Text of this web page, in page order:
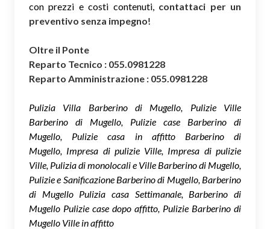
con prezzi e costi contenuti, contattaci per un
preventivo senza impegno!
Oltre il Ponte
Reparto Tecnico : 055.0981228
Reparto Amministrazione : 055.0981228
Pulizia Villa Barberino di Mugello, Pulizie Ville
Barberino di Mugello, Pulizie case Barberino di
Mugello, Pulizie casa in affitto Barberino di
Mugello, Impresa di pulizie Ville, Impresa di pulizie
Ville, Pulizia di monolocali e Ville Barberino di Mugello,
Pulizie e Sanificazione Barberino di Mugello, Barberino
di Mugello Pulizia casa Settimanale, Barberino di
Mugello Pulizie case dopo affitto, Pulizie Barberino di
Mugello Ville in affitto